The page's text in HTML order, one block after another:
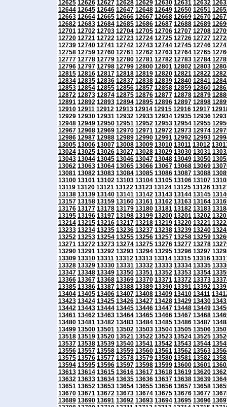
12625 12626 12627 12628 12629 12630 12631 12632
12644 12645 12646 12647 12648 12649 12650 12651
12663 12664 12665 12666 12667 12668 12669 12670
12682 12683 12684 12685 12686 12687 12688 12689
12701 12702 12703 12704 12705 12706 12707 12708
12720 12721 12722 12723 12724 12725 12726 12727
12739 12740 12741 12742 12743 12744 12745 12746
12758 12759 12760 12761 12762 12763 12764 12765
12777 12778 12779 12780 12781 12782 12783 12784
12796 12797 12798 12799 12800 12801 12802 12803
12815 12816 12817 12818 12819 12820 12821 12822
12834 12835 12836 12837 12838 12839 12840 12841
12853 12854 12855 12856 12857 12858 12859 12860
12872 12873 12874 12875 12876 12877 12878 12879
12891 12892 12893 12894 12895 12896 12897 12898
12910 12911 12912 12913 12914 12915 12916 12917
12929 12930 12931 12932 12933 12934 12935 12936
12948 12949 12950 12951 12952 12953 12954 12955
12967 12968 12969 12970 12971 12972 12973 12974
12986 12987 12988 12989 12990 12991 12992 12993
13005 13006 13007 13008 13009 13010 13011 13012
13024 13025 13026 13027 13028 13029 13030 13031
13043 13044 13045 13046 13047 13048 13049 13050
13062 13063 13064 13065 13066 13067 13068 13069
13081 13082 13083 13084 13085 13086 13087 13088
13100 13101 13102 13103 13104 13105 13106 13107
13119 13120 13121 13122 13123 13124 13125 13126
13138 13139 13140 13141 13142 13143 13144 13145
13157 13158 13159 13160 13161 13162 13163 13164
13176 13177 13178 13179 13180 13181 13182 13183
13195 13196 13197 13198 13199 13200 13201 13202
13214 13215 13216 13217 13218 13219 13220 13221
13233 13234 13235 13236 13237 13238 13239 13240
13252 13253 13254 13255 13256 13257 13258 13259
13271 13272 13273 13274 13275 13276 13277 13278
13290 13291 13292 13293 13294 13295 13296 13297
13309 13310 13311 13312 13313 13314 13315 13316
13328 13329 13330 13331 13332 13333 13334 13335
13347 13348 13349 13350 13351 13352 13353 13354
13366 13367 13368 13369 13370 13371 13372 13373
13385 13386 13387 13388 13389 13390 13391 13392
13404 13405 13406 13407 13408 13409 13410 13411
13423 13424 13425 13426 13427 13428 13429 13430
13442 13443 13444 13445 13446 13447 13448 13449
13461 13462 13463 13464 13465 13466 13467 13468
13480 13481 13482 13483 13484 13485 13486 13487
13499 13500 13501 13502 13503 13504 13505 13506
13518 13519 13520 13521 13522 13523 13524 13525
13537 13538 13539 13540 13541 13542 13543 13544
13556 13557 13558 13559 13560 13561 13562 13563
13575 13576 13577 13578 13579 13580 13581 13582
13594 13595 13596 13597 13598 13599 13600 13601
13613 13614 13615 13616 13617 13618 13619 13620
13632 13633 13634 13635 13636 13637 13638 13639
13651 13652 13653 13654 13655 13656 13657 13658
13670 13671 13672 13673 13674 13675 13676 13677
13689 13690 13691 13692 13693 13694 13695 13696